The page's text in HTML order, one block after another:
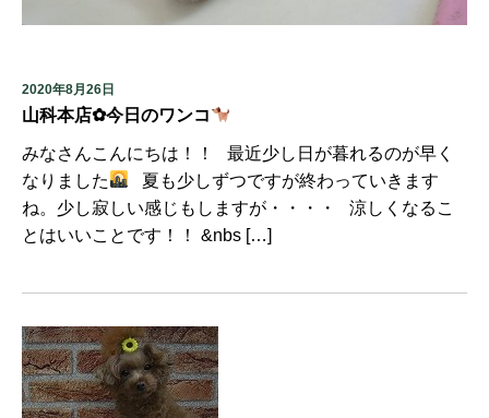
2020年8月26日
山科本店✿今日のワンコ
みなさんこんにちは！！ 最近少し日が暮れるのが早く
なりました
夏も少しずつですが終わっていきます
ね。少し寂しい感じもしますが・・・・ 涼しくなるこ
とはいいことです！！ &nbs […]